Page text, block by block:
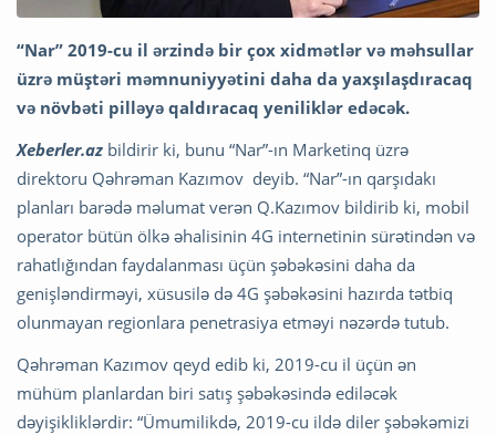
“Nar” 2019-cu il ərzində bir çox xidmətlər və məhsullar
üzrə müştəri məmnuniyyətini daha da yaxşılaşdıracaq
və növbəti pilləyə qaldıracaq yeniliklər edəcək.
Xeberler.az bildirir ki, bunu “Nar”-ın Marketinq üzrə
direktoru Qəhrəman Kazımov deyib. “Nar”-ın qarşıdakı
planları barədə məlumat verən Q.Kazımov bildirib ki, mobil
operator bütün ölkə əhalisinin 4G internetinin sürətindən və
rahatlığından faydalanması üçün şəbəkəsini daha da
genişləndirməyi, xüsusilə də 4G şəbəkəsini hazırda tətbiq
olunmayan regionlara penetrasiya etməyi nəzərdə tutub.
Qəhrəman Kazımov qeyd edib ki, 2019-cu il üçün ən
mühüm planlardan biri satış şəbəkəsində ediləcək
dəyişikliklərdir: “Ümumilikdə, 2019-cu ildə diler şəbəkəmizi